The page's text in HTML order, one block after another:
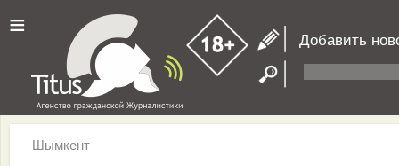
≡ Добавить
Шымкент